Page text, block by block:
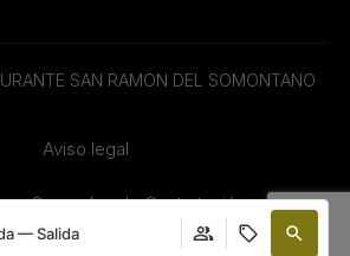
SAN RAMON DEL SOMONTANO
Aviso legal
Generales de Contratación
— Salida